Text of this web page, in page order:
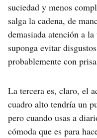
suciedad y menos
salga la cadena, de
demasiada atención a
suponga evitar
probablemente con
La tercera es, claro, el
cuadro alto tendría un
pero cuando usas a
cómoda que es para